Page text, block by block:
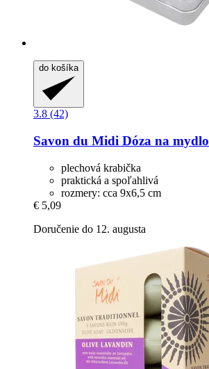
do košíka
3.8 (42)
Savon du Midi Dóza na mydlo
plechová krabička
praktická a spoľahlivá
rozmery: cca 9x6,5 cm
€ 5,09
Doručenie do 12. augusta